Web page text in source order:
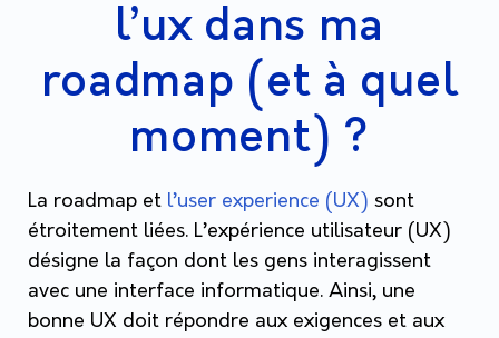
l’ux dans ma
roadmap (et à quel
moment) ?
La roadmap et l’user experience (UX) sont
étroitement liées. L’expérience utilisateur (UX)
désigne la façon dont les gens interagissent
avec une interface informatique. Ainsi, une
bonne UX doit répondre aux exigences et aux